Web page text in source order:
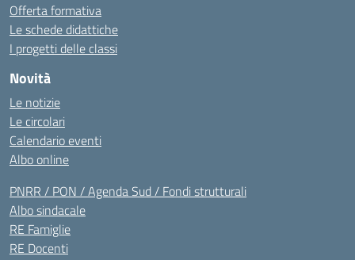
Offerta formativa
Le schede didattiche
I progetti delle classi
Novità
Le notizie
Le circolari
Calendario eventi
Albo online
PNRR / PON / Agenda Sud / Fondi strutturali
Albo sindacale
RE Famiglie
RE Docenti